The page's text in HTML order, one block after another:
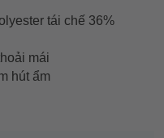
tái chế 36%
mái
hút ẩm